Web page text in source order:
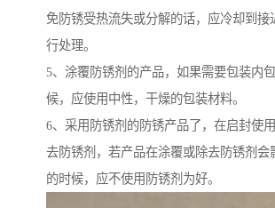
免防锈受热流失或分解的话，应冷却到接
行处理。
5、涂覆防锈剂的产品，如果需要包装内
候，应使用中性，干燥的包装材料。
6、采用防锈剂的防锈产品了，在启封使
去防锈剂，若产品在涂覆或除去防锈剂会
的时候，应不使用防锈剂为好。